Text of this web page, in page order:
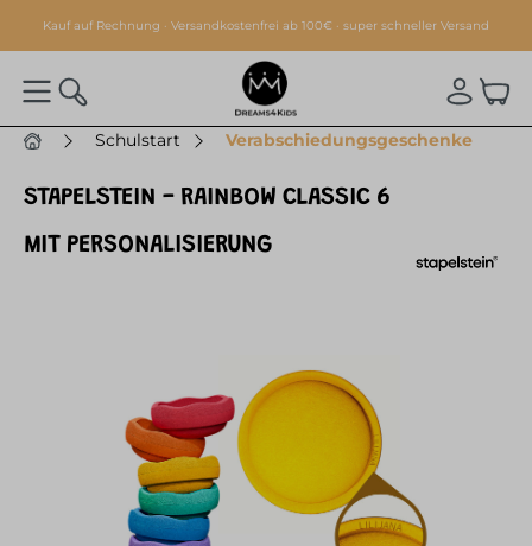
springen
Kauf auf Rechnung · Versandkostenfrei ab 100€ · super schneller Versand
Schulstart Verabschiedungsgeschenke
STAPELSTEIN - RAINBOW CLASSIC 6
MIT PERSONALISIERUNG